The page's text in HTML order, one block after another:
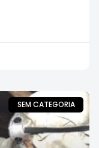
SEM CATEGORIA